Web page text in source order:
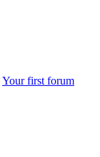
Your first forum